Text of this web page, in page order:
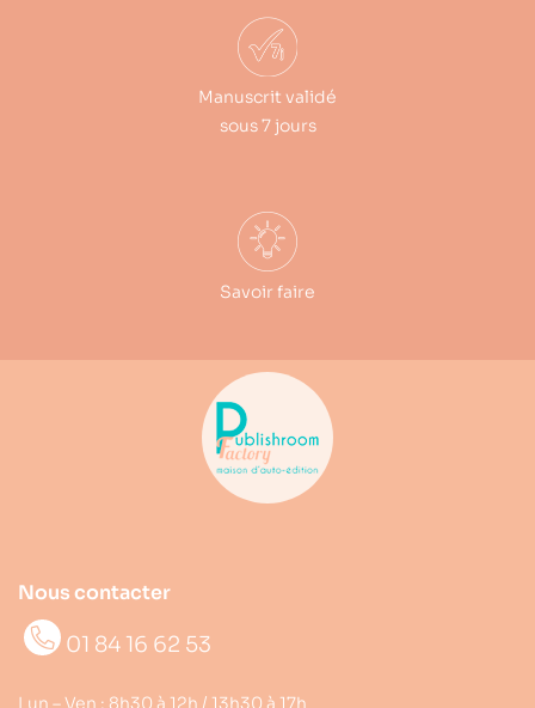
Manuscrit validé
sous 7 jours
Savoir faire
Nous contacter
01 84 16 62 53
Lun – Ven : 8h30 à 12h / 13h30 à 17h